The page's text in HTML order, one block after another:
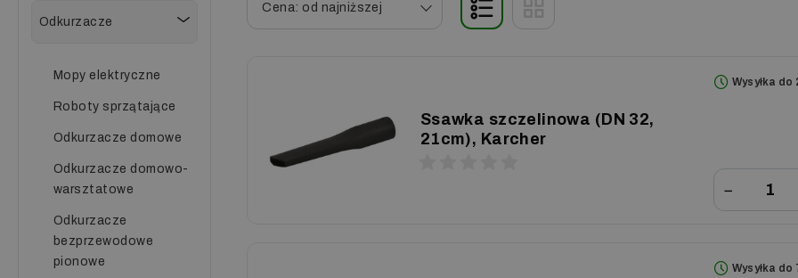
Odkurzacze
Mopy elektryczne
Roboty sprzątające
Odkurzacze domowe
Odkurzacze domowo-
warsztatowe
Odkurzacze
bezprzewodowe
pionowe
Cena: od najniższej
Ssawka szczelinowa (DN 32,
21cm), Karcher
Wysyłka do
−
Wysyłka do